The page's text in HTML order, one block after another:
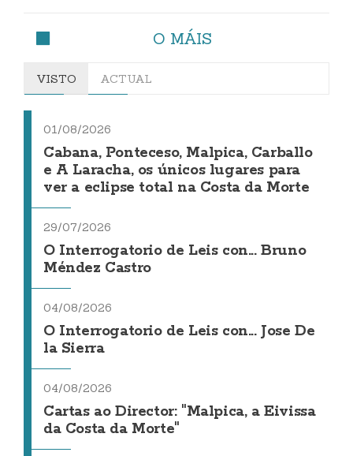
O MÁIS
VISTO ACTUAL
01/08/2026
Cabana, Ponteceso, Malpica, Carballo
e A Laracha, os únicos lugares para
ver a eclipse total na Costa da Morte
29/07/2026
O Interrogatorio de Leis con... Bruno
Méndez Castro
04/08/2026
O Interrogatorio de Leis con... Jose De
la Sierra
04/08/2026
Cartas ao Director: "Malpica, a Eivissa
da Costa da Morte"